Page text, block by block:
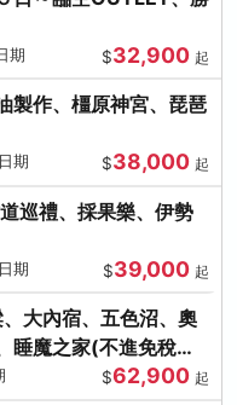
期 $32,900 起
製作、橿原神宮、琵琶
期 $38,000 起
巡禮、採果樂、伊勢
期 $39,000 起
大內宿、五色沼、奧
睡魔之家(不進免稅店)
$62,900 起